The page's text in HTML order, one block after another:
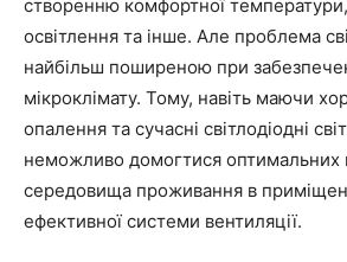
створенню комфортної
освітлення та інше. Але проблема
найбільш поширеною при
мікроклімату. Тому, навіть маючи
опалення та сучасні світлодіодні
неможливо домогтися оптимальних
середовища проживання в
ефективної системи вентиляції.